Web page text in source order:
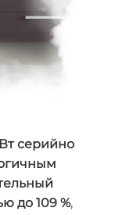
серийно
до 109 %,